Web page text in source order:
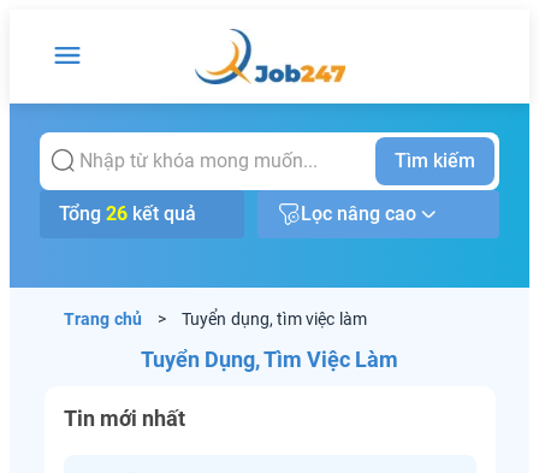
Tìm kiếm
Tổng 26 kết quả Lọc nâng cao
Trang chủ > Tuyển dụng, tìm việc làm
Tuyển Dụng, Tìm Việc Làm
Tin mới nhất